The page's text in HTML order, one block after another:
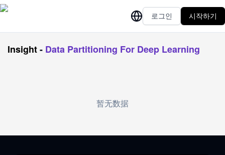
로그인 시작하기
Insight- Data Partitioning For Deep Learning
暂无数据